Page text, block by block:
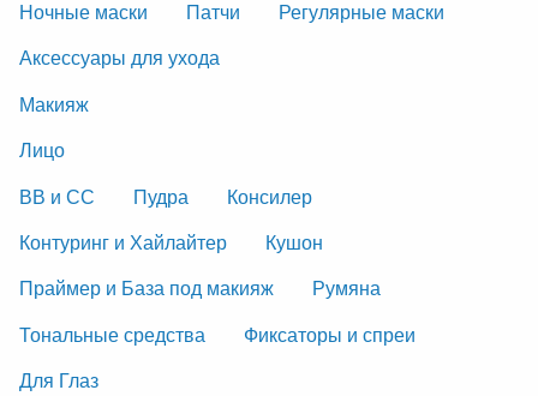
Ночные маски
Патчи
Регулярные маски
Аксессуары для ухода
Макияж
Лицо
ВВ и СС
Пудра
Консилер
Контуринг и Хайлайтер
Кушон
Праймер и База под макияж
Румяна
Тональные средства
Фиксаторы и спреи
Для Глаз